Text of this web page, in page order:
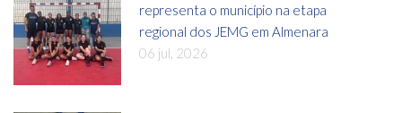
representa o município na etapa
regional dos JEMG em Almenara
06 jul, 2026